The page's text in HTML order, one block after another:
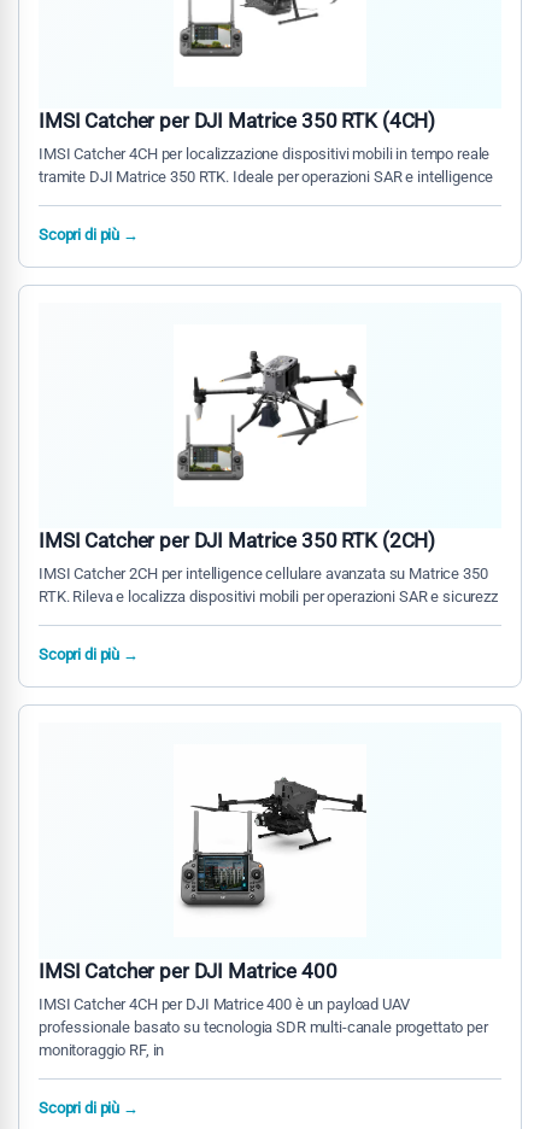
IMSI Catcher per DJI Matrice 350 RTK (4CH)
IMSI Catcher 4CH per localizzazione dispositivi mobili in tempo reale
tramite DJI Matrice 350 RTK. Ideale per operazioni SAR e intelligence
Scopri di più →
IMSI Catcher per DJI Matrice 350 RTK (2CH)
IMSI Catcher 2CH per intelligence cellulare avanzata su Matrice 350
RTK. Rileva e localizza dispositivi mobili per operazioni SAR e sicurezz
Scopri di più →
IMSI Catcher per DJI Matrice 400
IMSI Catcher 4CH per DJI Matrice 400 è un payload UAV
professionale basato su tecnologia SDR multi-canale progettato per
monitoraggio RF, in
Scopri di più →